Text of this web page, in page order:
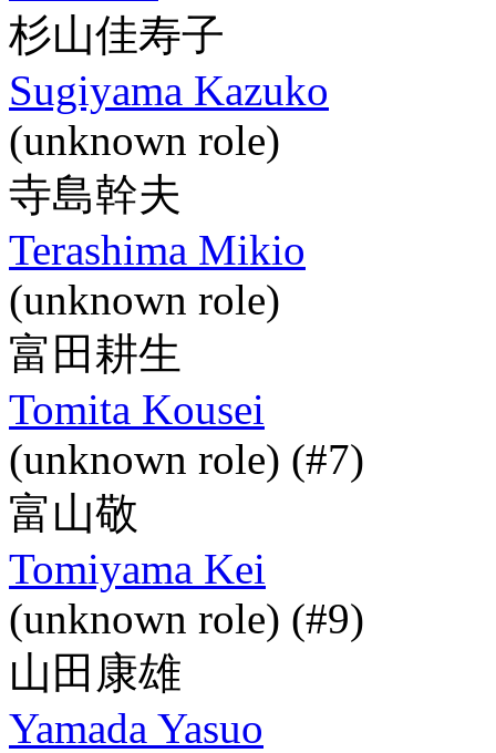
杉山佳寿子
Sugiyama Kazuko
(unknown role)
寺島幹夫
Terashima Mikio
(unknown role)
富田耕生
Tomita Kousei
(unknown role) (#7)
富山敬
Tomiyama Kei
(unknown role) (#9)
山田康雄
Yamada Yasuo